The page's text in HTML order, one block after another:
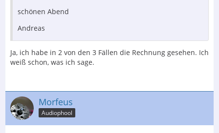
schönen Abend
Andreas
Ja, ich habe in 2 von den 3 Fällen die Rechnung gesehen. Ich
weiß schon, was ich sage.
Morfeus
Audiophool